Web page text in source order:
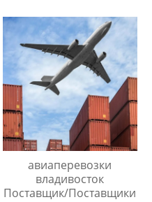
авиаперевозки
владивосток
Поставщик/Поставщики